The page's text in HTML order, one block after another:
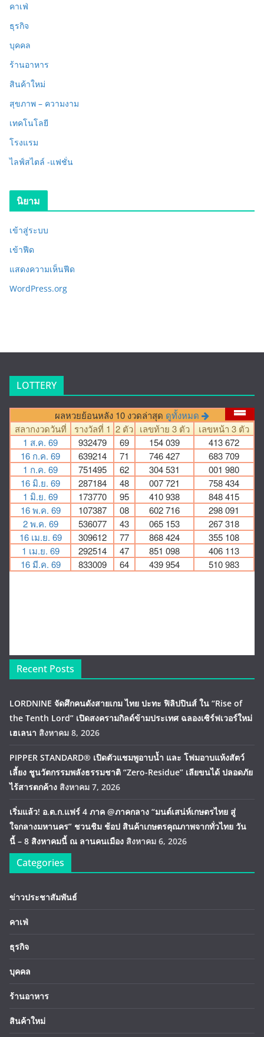
คาเฟ่
ธุรกิจ
บุคคล
ร้านอาหาร
สินค้าใหม่
สุขภาพ – ความงาม
เทคโนโลยี
โรงแรม
ไลฟ์สไตล์ -แฟชั่น
นิยาม
เข้าสู่ระบบ
เข้าฟีด
แสดงความเห็นฟีด
WordPress.org
LOTTERY
Recent Posts
LORDNINE จัดศึกคนดังสายเกม ไทย ปะทะ ฟิลิปปินส์ ใน “Rise of
the Tenth Lord” เปิดสงครามกิลด์ข้ามประเทศ ฉลองเซิร์ฟเวอร์ใหม่
เฮเลนา สิงหาคม 8, 2026
PIPPER STANDARD® เปิดตัวแชมพูอาบน้ำ และ โฟมอาบแห้งสัตว์
เลี้ยง ชูนวัตกรรมพลังธรรมชาติ “Zero-Residue” เลียขนได้ ปลอดภัย
ไร้สารตกค้าง สิงหาคม 7, 2026
เริ่มแล้ว! อ.ต.ก.แฟร์ 4 ภาค @ภาคกลาง “มนต์เสน่ห์เกษตรไทย สู่
ใจกลางมหานคร” ชวนชิม ช้อป สินค้าเกษตรคุณภาพจากทั่วไทย วัน
นี้ – 8 สิงหาคมนี้ ณ ลานคนเมือง สิงหาคม 6, 2026
Categories
ข่าวประชาสัมพันธ์
คาเฟ่
ธุรกิจ
บุคคล
ร้านอาหาร
สินค้าใหม่